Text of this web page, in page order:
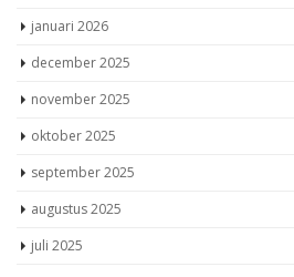
januari 2026
december 2025
november 2025
oktober 2025
september 2025
augustus 2025
juli 2025